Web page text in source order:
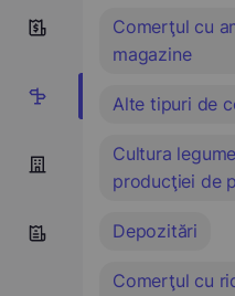
9
17
Comerţul cu
magazine
Alte tipuri de
Cultura
producţiei de
Depozitări
Comerţul cu